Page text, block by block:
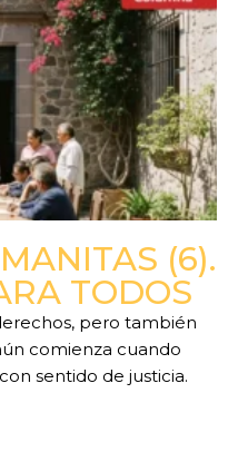
(6).
TODOS
pero también
comienza cuando
sentido de justicia.